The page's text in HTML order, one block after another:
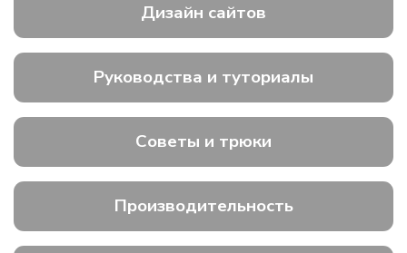
Дизайн сайтов
Руководства и туториалы
Советы и трюки
Производительность